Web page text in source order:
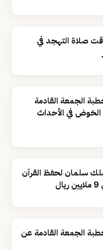
صلاة التهجد في
الجمعة القادمة
في الأحداث
سلمان لحفظ القرآن
الجمعة القادمة عن